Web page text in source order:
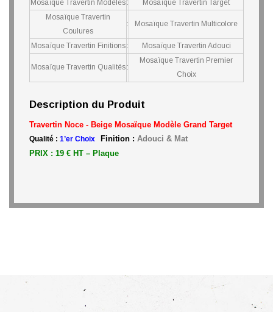
Mosaïque Travertin Modèles :
Mosaïque Travertin Target
Mosaïque Travertin
Coulures
: Mosaïque Travertin Multicolore
Mosaïque Travertin Finitions : Mosaïque Travertin Adouci
Mosaïque Travertin Qualités :
Mosaïque Travertin Premier
Choix
Description du Produit
Travertin Noce - Beige Mosaïque Modèle Grand Target
Qualité : 1’er Choix Finition : Adouci & Mat
PRIX : 19 € HT – Plaque